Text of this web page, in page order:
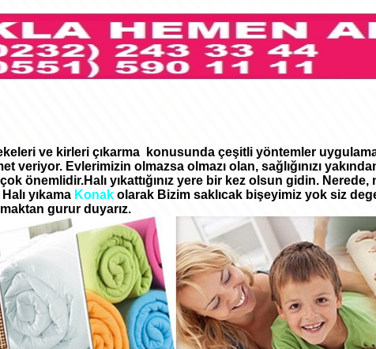
ve kirleri çıkarma konusunda çeşitli yöntemler
veriyor. Evlerimizin olmazsa olmazı olan, sağlığınızı
çok önemlidir.Halı yıkattığınız yere bir kez olsun gidin.
yıkama Konakolarak Bizim saklıcak bişeyimiz yok siz
gurur duyarız.